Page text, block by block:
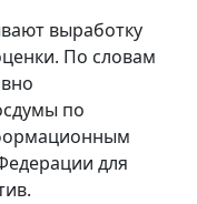
выработку
По словам
по
для